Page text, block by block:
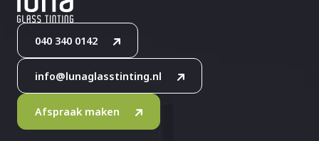
040 340 0142
info@lunaglasstinting.nl
Afspraak maken